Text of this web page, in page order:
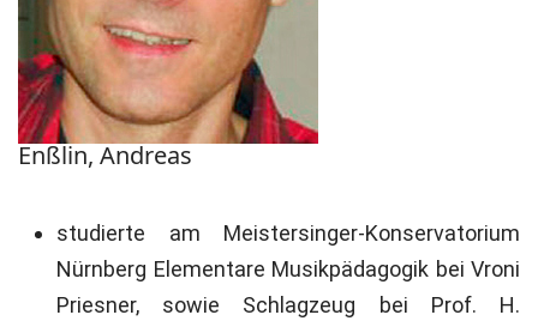
Enßlin, Andreas
studierte am Meistersinger-Konservatorium
Nürnberg Elementare Musikpädagogik bei Vroni
Priesner, sowie Schlagzeug bei Prof. H.